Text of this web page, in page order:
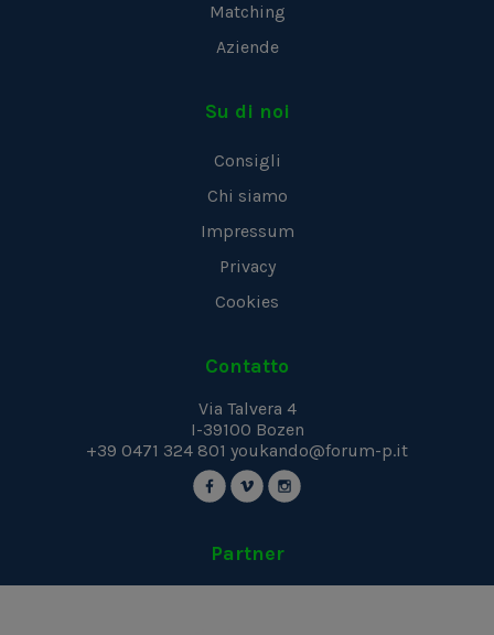
Matching
Aziende
Su di noi
Consigli
Chi siamo
Impressum
Privacy
Cookies
Contatto
Via Talvera 4
I-39100 Bozen
+39 0471 324 801 youkando@forum-p.it
Partner